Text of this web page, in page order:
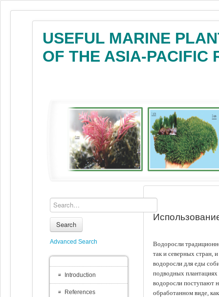
USEFUL MARINE
OF THE ASIA-PACIFIC
Водоросли
так и северных стран,
водоросли для еды
подводных
водоросли поступают
обработанном виде,
Search
Advanced Search
Introduction
References